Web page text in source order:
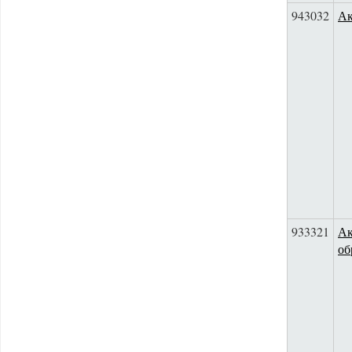
943032
933321